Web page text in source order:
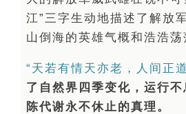
江”三字生动地描述了解放
山倒海的英雄气概和浩浩荡
“天若有情天亦老，人间正
了自然界四季变化，运行
陈代谢永不休止的真理。